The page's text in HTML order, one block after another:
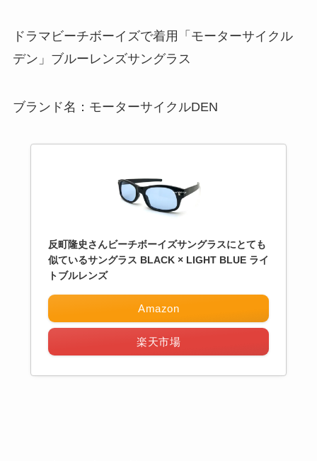
ドラマビーチボーイズで着用「モーターサイクル
デン」ブルーレンズサングラス
ブランド名：モーターサイクルDEN
反町隆史さんビーチボーイズサングラスにとても
似ているサングラス BLACK × LIGHT BLUE ライ
トブルレンズ
Amazon
楽天市場